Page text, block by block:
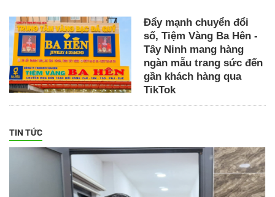
Đẩy mạnh chuyển đổi
số, Tiệm Vàng Ba Hên -
Tây Ninh mang hàng
ngàn mẫu trang sức đến
gần khách hàng qua
TikTok
TIN TỨC